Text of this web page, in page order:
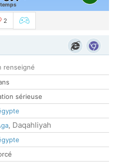
2
renseigné
sérieuse
, Daqahliyah